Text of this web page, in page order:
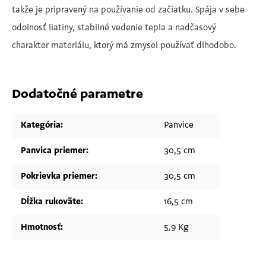
takže je pripravený na používanie od začiatku. Spája v sebe
odolnosť liatiny, stabilné vedenie tepla a nadčasový
charakter materiálu, ktorý má zmysel používať dlhodobo.
Dodatočné parametre
Kategória: Panvice
Panvica priemer: 30,5 cm
Pokrievka priemer: 30,5 cm
Dĺžka rukoväte: 16,5 cm
Hmotnosť: 5,9 Kg